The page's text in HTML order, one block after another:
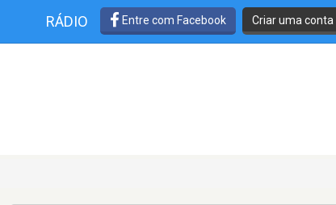
RÁDIO Entre com Facebook Criar uma conta